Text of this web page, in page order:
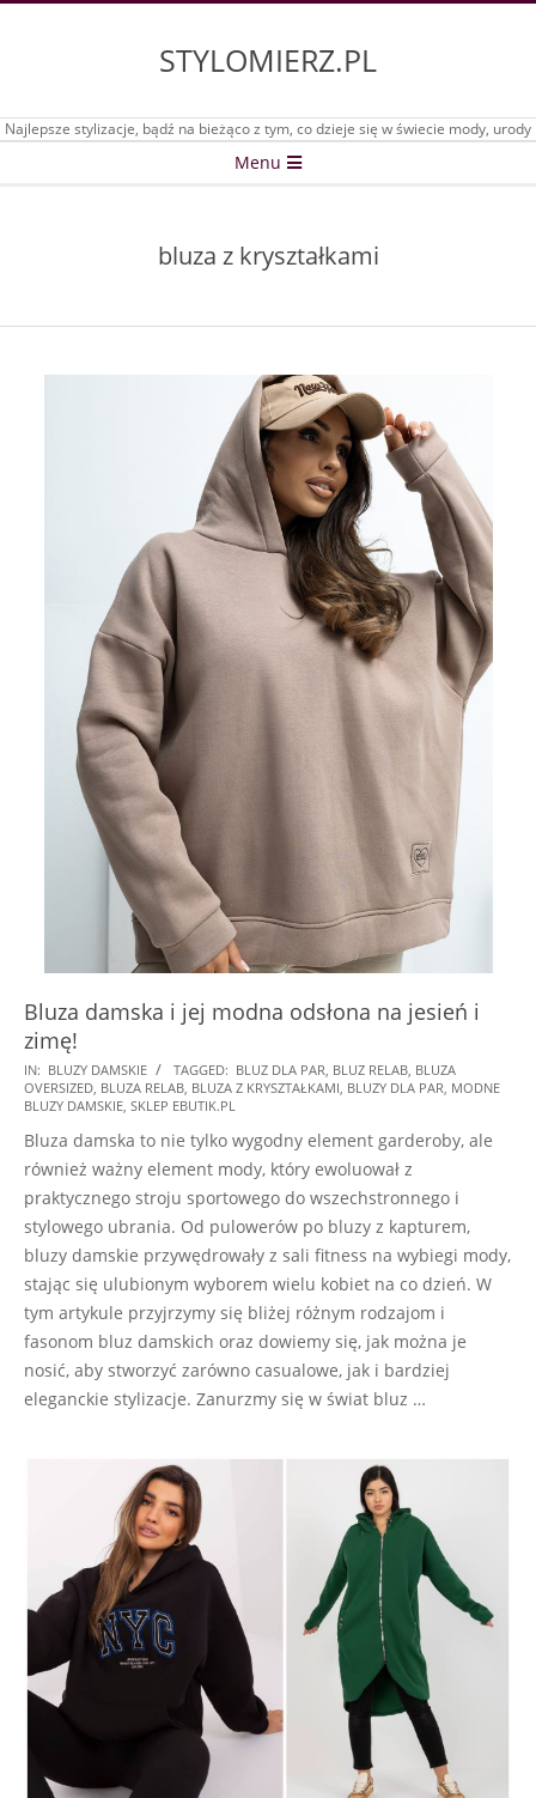
STYLOMIERZ.PL
Najlepsze stylizacje, bądź na bieżąco z tym, co dzieje się w świecie mody, urody
Menu
bluza z kryształkami
Bluza damska i jej modna odsłona na jesień i
zimę!
2026-
05-
IN: BLUZY DAMSKIE TAGGED: BLUZ DLA PAR, BLUZ RELAB, BLUZA
OVERSIZED, BLUZA RELAB, BLUZA Z KRYSZTAŁKAMI, BLUZY DLA PAR, MODNE
BLUZY DAMSKIE, SKLEP EBUTIK.PL
Bluza damska to nie tylko wygodny element garderoby, ale
również ważny element mody, który ewoluował z
praktycznego stroju sportowego do wszechstronnego i
stylowego ubrania. Od pulowerów po bluzy z kapturem,
bluzy damskie przywędrowały z sali fitness na wybiegi mody,
stając się ulubionym wyborem wielu kobiet na co dzień. W
tym artykule przyjrzymy się bliżej różnym rodzajom i
fasonom bluz damskich oraz dowiemy się, jak można je
nosić, aby stworzyć zarówno casualowe, jak i bardziej
eleganckie stylizacje. Zanurzmy się w świat bluz …